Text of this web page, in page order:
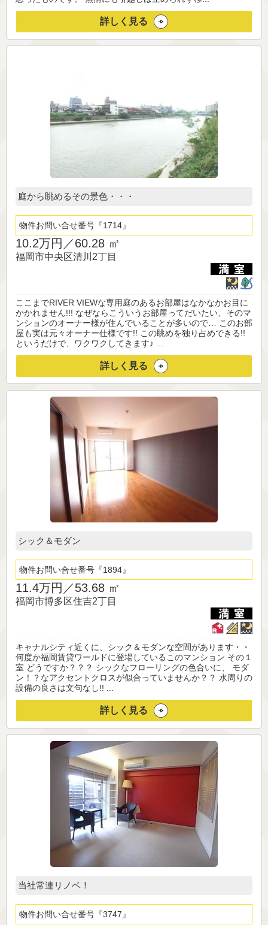
詳しく見る
庭から眺めるその景色・・・
物件お問い合せ番号 1714
10.2万円／60.28 ㎡
福岡市中央区清川2丁目
ここまでRIVER VIEWな専用庭のあるお部屋はなかなかお目に
かかれません!!! なぜならこういうお部屋ってだいたい、そのマ
ンションのオーナー様が住んでいることが多いので… このお部
屋も実は元々オーナー仕様です!! この眺めを独り占めできる!!
というだけで、ワクワクしてきます♪ ...
詳しく見る
シック＆モダン
物件お問い合せ番号 1894
11.4万円／53.68 ㎡
福岡市博多区住吉2丁目
キャナルシティ近くに、シック＆モダンな空間があります・・
何度か福岡賃貸ワールドに登場しているこのマンション その１
室 どうですか？？？ シックなフローリングの色合いに、 モダ
ン！？なアクセントクロスが似合っていませんか？？ 水周りの
設備の良さは文句なし!! ...
詳しく見る
当社常連リノベ！
物件お問い合せ番号 3747